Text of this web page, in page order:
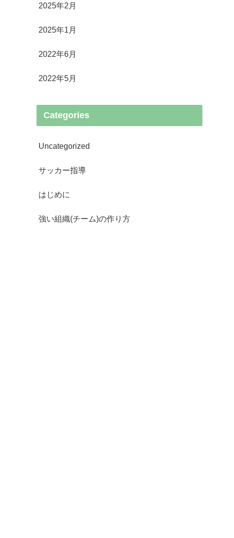
2025年2月
2025年1月
2022年6月
2022年5月
Categories
Uncategorized
サッカー指導
はじめに
強い組織(チーム)の作り方